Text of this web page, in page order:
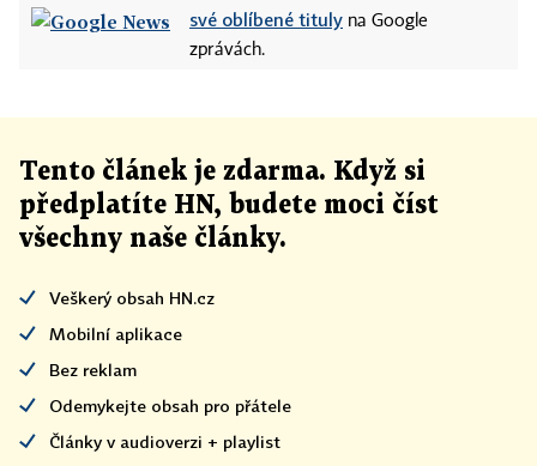
své oblíbené tituly na Google
zprávách.
Tento článek je zdarma. Když si
předplatíte HN, budete moci číst
všechny naše články.
Veškerý obsah HN.cz
Mobilní aplikace
Bez reklam
Odemykejte obsah pro přátele
Články v audioverzi + playlist